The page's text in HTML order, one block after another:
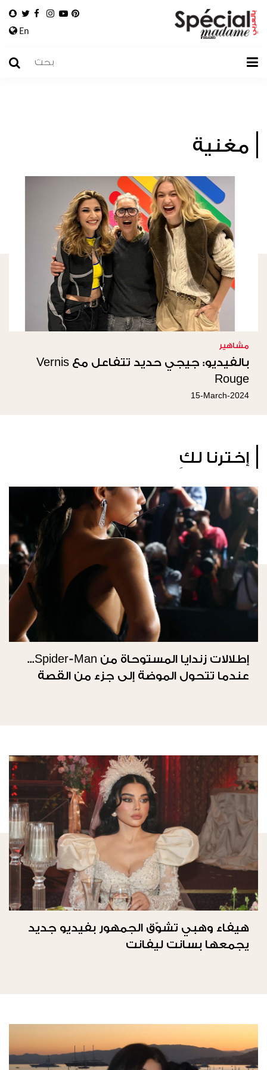
En
مغنية
مشاهير
بالفيديو: جيجي حديد تتفاعل مع Vernis
Rouge
15-March-2024
إخترنا لكِ
إطلالات زندايا المستوحاة من Spider-Man...
عندما تتحول الموضة إلى جزء من القصة
هيفاء وهبي تشوّق الجمهور بفيديو جديد
يجمعها بسانت ليفانت